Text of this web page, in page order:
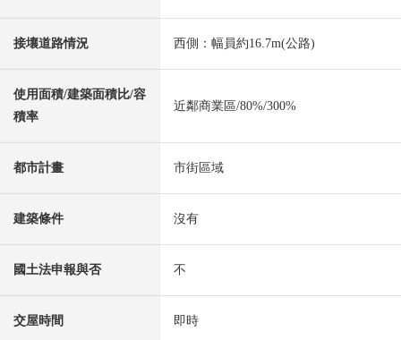
接壤道路情況 西側：幅員約16.7m(公路)
使用面積/建築面積比/容
積率
近鄰商業區/80%/300%
都市計畫 市街區域
建築條件 沒有
國土法申報與否 不
交屋時間 即時